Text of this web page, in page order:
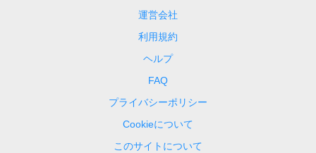
運営会社
利用規約
ヘルプ
FAQ
プライバシーポリシー
Cookieについて
このサイトについて